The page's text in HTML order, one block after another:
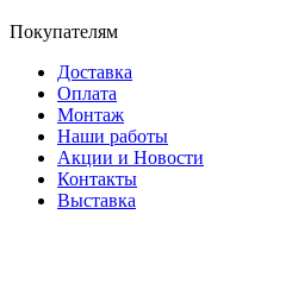
Покупателям
Доставка
Оплата
Монтаж
Наши работы
Акции и Новости
Контакты
Выставка